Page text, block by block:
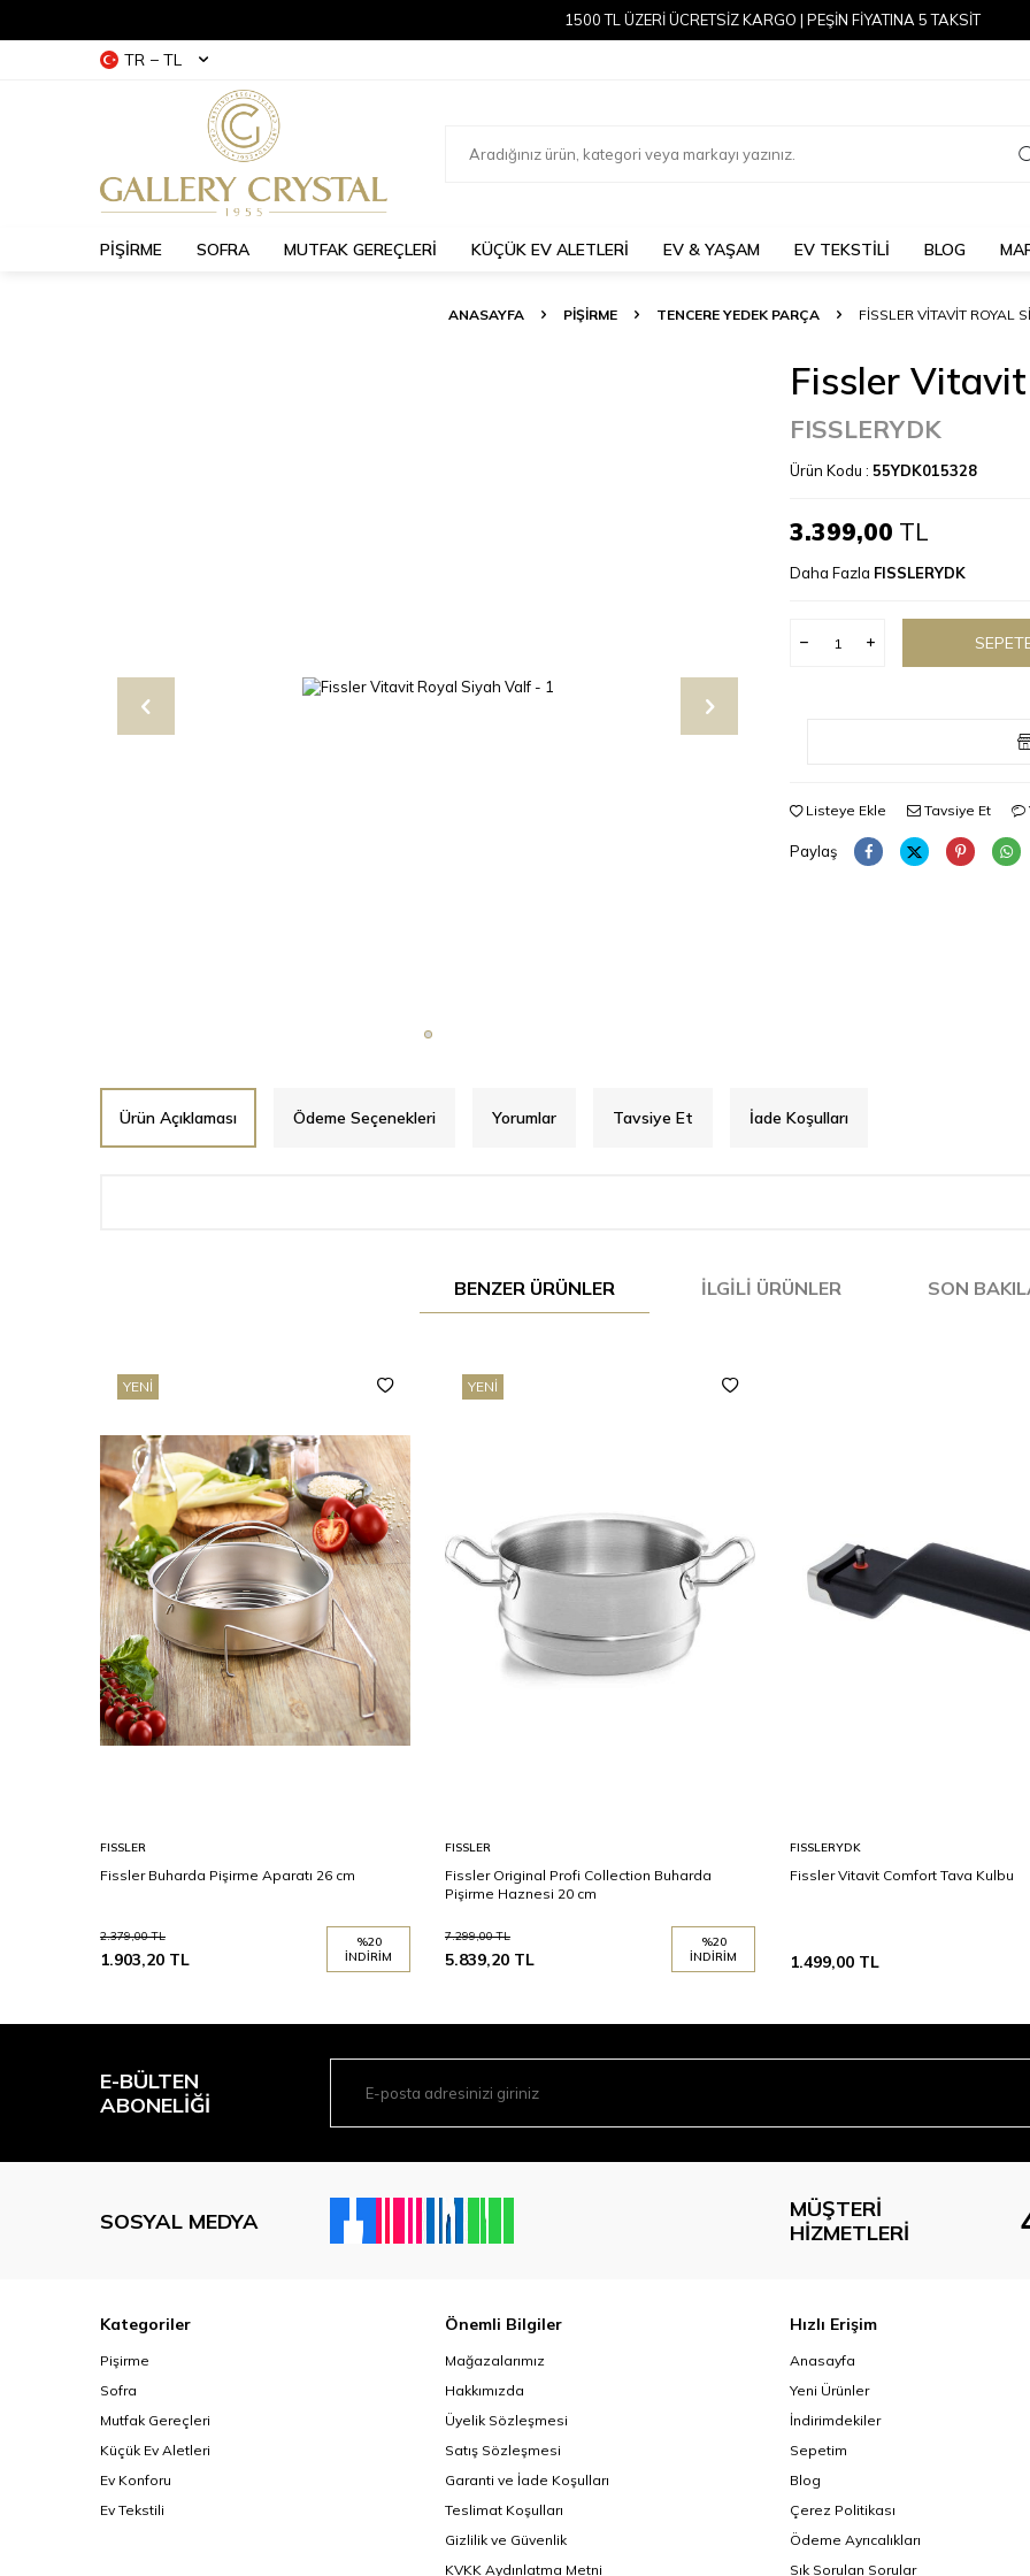
1500 TL ÜZERİ ÜCRETSİZ KARGO | PEŞİN FİYATINA 5 TAKSİT
TR − TL
PİŞİRME SOFRA MUTFAK GEREÇLERİ KÜÇÜK EV ALETLERİ EV & YAŞAM EV TEKSTİLİ BLOG
ANASAYFA PİŞİRME TENCERE YEDEK PARÇA FISSLER VITAVIT ROYAL
Fissler
FISSLERYDK
Ürün Kodu : 55YDK015328
3.399,00 TL
Daha Fazla FISSLERYDK
Listeye Ekle Tavsiye Et
Paylaş
Ürün Açıklaması Ödeme Seçenekleri Yorumlar Tavsiye Et İade Koşulları
BENZER ÜRÜNLER İLGILI ÜRÜNLER SON
YENI
FISSLER
Fissler Buharda Pişirme Aparatı 26 cm
2.379,00TL
1.903,20 TL
%20
İNDIRIM
YENI
FISSLER
Fissler Original Profi Collection Buharda
Pişirme Haznesi 20 cm
7.299,00TL
5.839,20 TL
%20
İNDIRIM
FISSLERYDK
Fissler Vitavit Comfort Tava Kulbu
1.499,00 TL
E-BÜLTEN
ABONELIĞI
SOSYAL MEDYA
MÜŞTERI
HIZMETLERI
Kategoriler
Pişirme
Sofra
Mutfak Gereçleri
Küçük Ev Aletleri
Ev Konforu
Ev Tekstili
Önemli Bilgiler
Mağazalarımız
Hakkımızda
Üyelik Sözleşmesi
Satış Sözleşmesi
Garanti ve İade Koşulları
Teslimat Koşulları
Gizlilik ve Güvenlik
KVKK Aydınlatma Metni
Hızlı Erişim
Anasayfa
Yeni Ürünler
İndirimdekiler
Sepetim
Blog
Çerez Politikası
Ödeme Ayrıcalıkları
Sık Sorulan Sorular